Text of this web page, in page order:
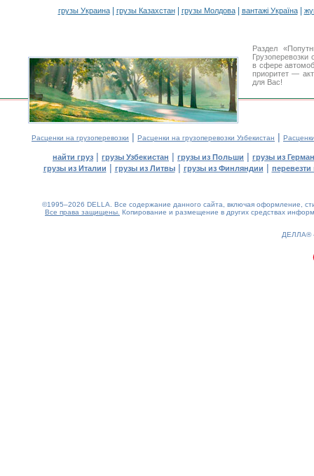
грузы Украина| грузы Казахстан| грузы Молдова| вантажі Україна|
Раздел
в сфере
приоритет —
для Вас!
Расценки на грузоперевозки | Расценки на грузоперевозки Узбекистан |
найти груз | грузы Узбекистан | грузы из Польши | грузы из
грузы из Италии | грузы из Литвы| грузы из Финляндии | перевезти
©1995–2026 DELLA. Все содержание данного сайта, включая оформление,
Все права защищены. Копирование и размещение в других средствах